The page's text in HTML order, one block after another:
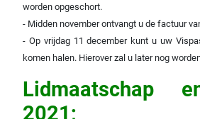
worden opgeschort.
- Midden november ontvangt u de factuur
- Op vrijdag 11 december kunt u uw
komen halen. Hierover zal u later nog
Lidmaatschap
2021;